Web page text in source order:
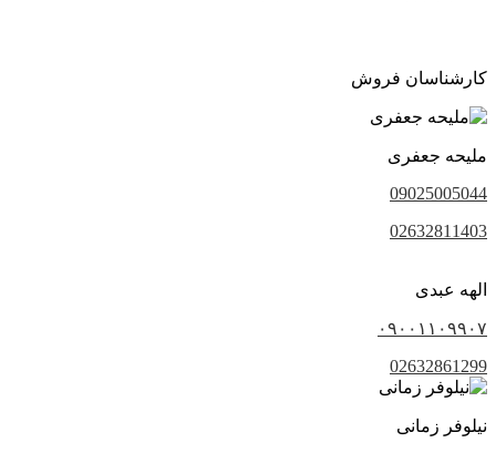
کارشناسان فروش
ملیحه جعفری
09025005044
02632811403
الهه عبدی
۰۹۰۰۱۱۰۹۹۰۷
02632861299
نیلوفر زمانی